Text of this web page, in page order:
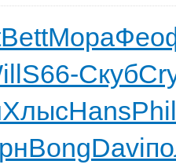
BettМора
S66-Скуб
ХлысHansPhil
BongDavi